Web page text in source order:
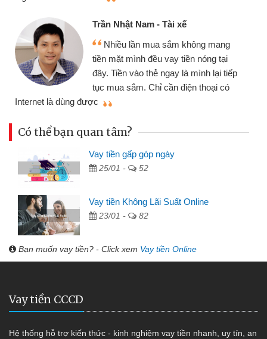
Cấn Văn Lực - Tạp hóa
Tôi kinh doanh buôn bán nhỏ lẻ
nhiều lúc cần vốn nhập hàng, nhờ biết
đến website qua bạn bè giới thiệu tôi
đã giải quyết được công việc của
mình nhanh chóng
Có thể bạn quan tâm?
Vay tiền gấp góp ngày
25/01 - 52
Vay tiền Không Lãi Suất Online
23/01 - 82
Bạn muốn vay tiền? - Click xem Vay tiền Online
Vay tiền CCCD
Hệ thống hỗ trợ kiến thức - kinh nghiệm vay tiền nhanh, uy tín, an